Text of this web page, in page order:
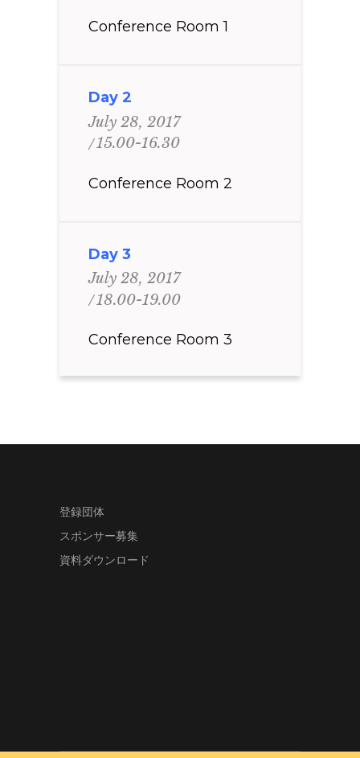
Conference Room 1
Day 2
July 28, 2017
15.00-16.30
Conference Room 2
Day 3
July 28, 2017
18.00-19.00
Conference Room 3
登録団体
スポンサー募集
資料ダウンロード